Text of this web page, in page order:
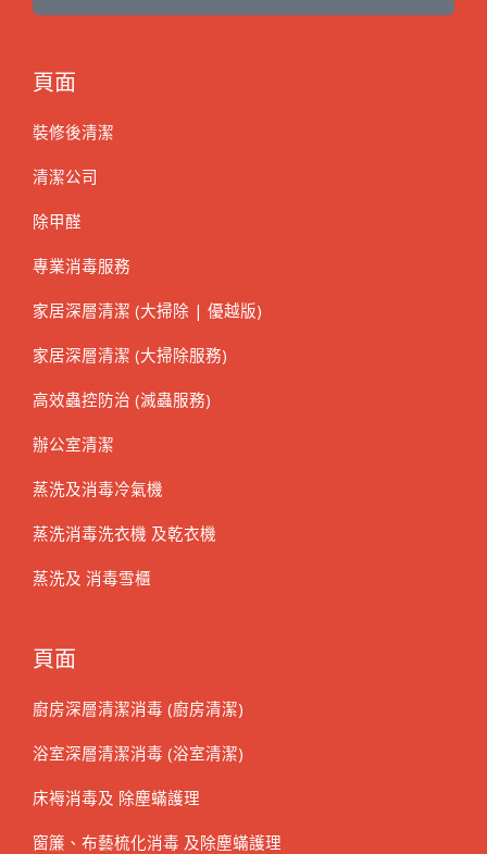
頁面
裝修後清潔
清潔公司
除甲醛
專業消毒服務
家居深層清潔 (大掃除 | 優越版)
家居深層清潔 (大掃除服務)
高效蟲控防治 (滅蟲服務)
辦公室清潔
蒸洗及消毒冷氣機
蒸洗消毒洗衣機 及乾衣機
蒸洗及 消毒雪櫃
頁面
廚房深層清潔消毒 (廚房清潔)
浴室深層清潔消毒 (浴室清潔)
床褥消毒及 除塵蟎護理
窗簾、布藝梳化消毒 及除塵蟎護理